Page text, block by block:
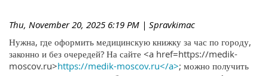
Thu, November 20, 2025 6:19 PM | Spravkimac
Нужна, где оформить медицинскую книжку за час по городу,
законно и без очередей? На сайте <a href=https://medik-
moscov.ru>https://medik-moscov.ru</a>; можно получить